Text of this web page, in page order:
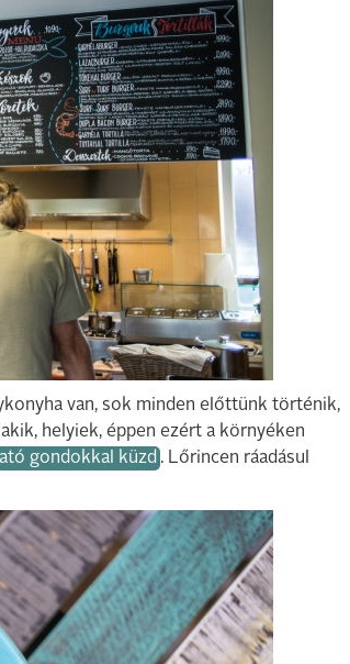
van, sok minden előttünk történik,
helyiek, éppen ezért a környéken
gondokkal küzd . Lőrincen ráadásul